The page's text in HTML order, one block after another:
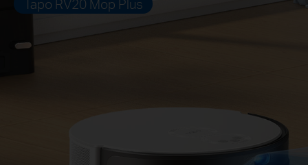
Tapo RV20 Mop Plus